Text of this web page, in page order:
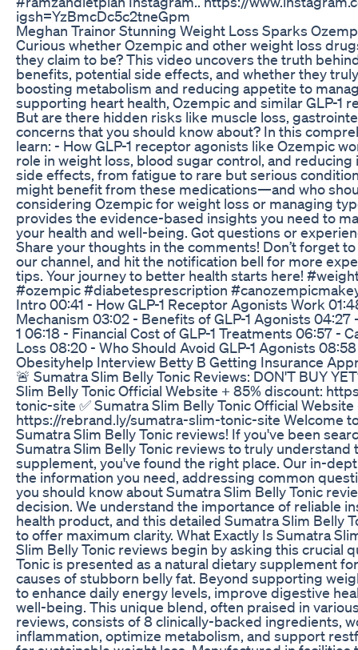
igsh=YzBmcDc5c2tneGpm
Meghan Trainor Stunning Weight Loss Sparks
Curious whether Ozempic and other weight loss
they claim to be? This video uncovers the truth
benefits, potential side effects, and whether they
boosting metabolism and reducing appetite to
supporting heart health, Ozempic and similar GLP-1
But are there hidden risks like muscle loss,
concerns that you should know about? In this
learn: - How GLP-1 receptor agonists like Ozempic
role in weight loss, blood sugar control, and
side effects, from fatigue to rare but serious
might benefit from these medications—and who
considering Ozempic for weight loss or managing
provides the evidence-based insights you need to
your health and well-being. Got questions or
Share your thoughts in the comments! Don’t forget
our channel, and hit the notification bell for more
tips. Your journey to better health starts here!
#ozempic #diabetesprescription
Intro 00:41 - How GLP-1 Receptor Agonists Work
Mechanism 03:02 - Benefits of GLP-1 Agonists
1 06:18 - Financial Cost of GLP-1 Treatments 06:57 -
Loss 08:20 - Who Should Avoid GLP-1 Agonists
Obesityhelp Interview Betty B Getting Insurance
🚨 Sumatra Slim Belly Tonic Reviews: DON'T BUY
Slim Belly Tonic Official Website + 85% discount:
tonic-site ✅ Sumatra Slim Belly Tonic Official
https://rebrand.ly/sumatra-slim-tonic-site Welcome
Sumatra Slim Belly Tonic reviews! If you've been
Sumatra Slim Belly Tonic reviews to truly
supplement, you've found the right place. Our in-
the information you need, addressing common
you should know about Sumatra Slim Belly Tonic
decision. We understand the importance of reliable
health product, and this detailed Sumatra Slim Belly
to offer maximum clarity. What Exactly Is Sumatra
Slim Belly Tonic reviews begin by asking this crucial
Tonic is presented as a natural dietary supplement
causes of stubborn belly fat. Beyond supporting
to enhance daily energy levels, improve digestive
well-being. This unique blend, often praised in
reviews, consists of 8 clinically-backed ingredients,
inflammation, optimize metabolism, and support